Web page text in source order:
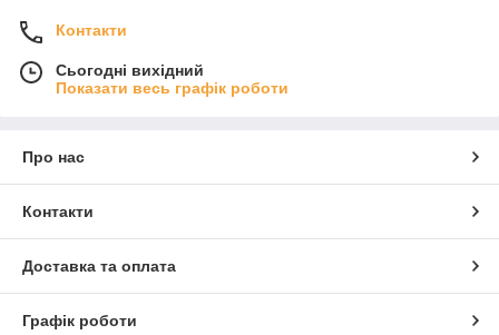
Контакти
Сьогодні вихідний
Показати весь графік роботи
Про нас
Контакти
Доставка та оплата
Графік роботи